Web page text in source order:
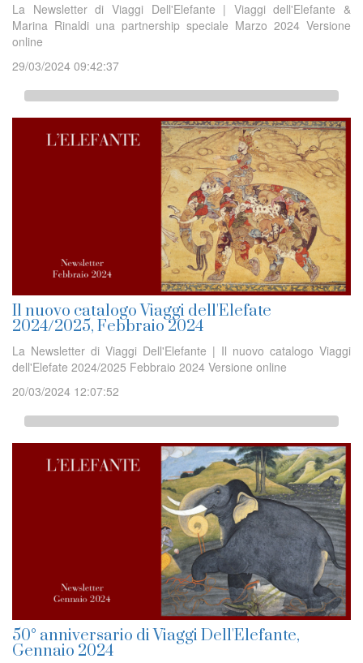
La Newsletter di Viaggi Dell'Elefante | Viaggi dell'Elefante &
Marina Rinaldi una partnership speciale Marzo 2024 Versione
online
29/03/2024 09:42:37
Il nuovo catalogo Viaggi dell'Elefate
2024/2025, Febbraio 2024
La Newsletter di Viaggi Dell'Elefante | Il nuovo catalogo Viaggi
dell'Elefate 2024/2025 Febbraio 2024 Versione online
20/03/2024 12:07:52
50° anniversario di Viaggi Dell'Elefante,
Gennaio 2024